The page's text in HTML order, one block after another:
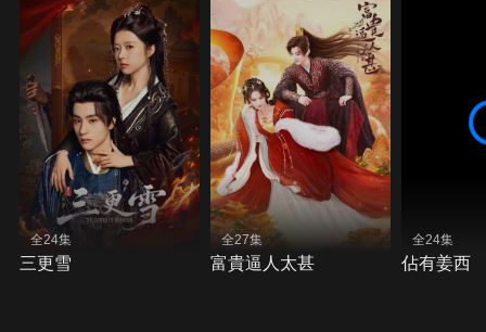
全24集
三更雪
全27集
富貴逼人太甚
全24集
佔有姜西